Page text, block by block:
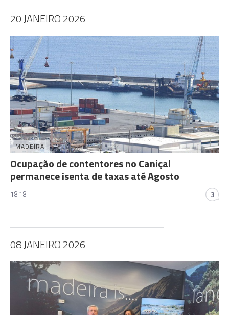
20 JANEIRO 2026
MADEIRA
Ocupação de contentores no Caniçal
permanece isenta de taxas até Agosto
18:18 3
08 JANEIRO 2026